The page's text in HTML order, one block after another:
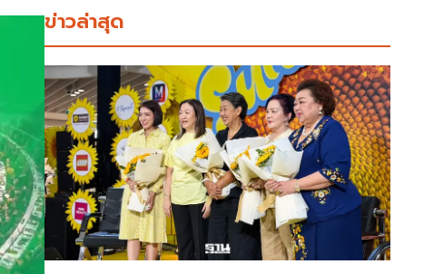
ข่าวล่าสุด